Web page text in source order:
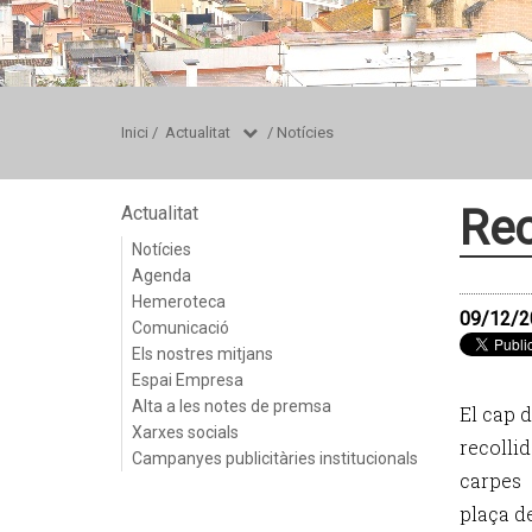
Inici / Actualitat / Notícies
Actualitat
Notícies
Agenda
Hemeroteca
Comunicació
Els nostres mitjans
Espai Empresa
Alta a les notes de premsa
Xarxes socials
Campanyes publicitàries institucionals
09/12/
El cap
plaça